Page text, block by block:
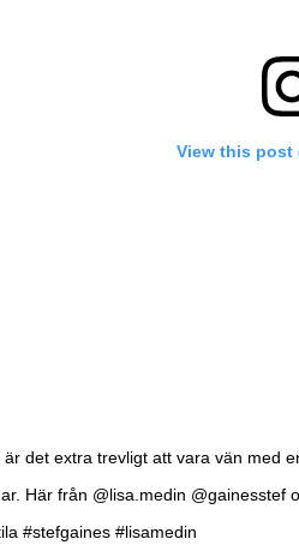
View this post
är det extra trevligt att vara vän med
Här från @lisa.medin @gainesstef
#stefgaines #lisamedin